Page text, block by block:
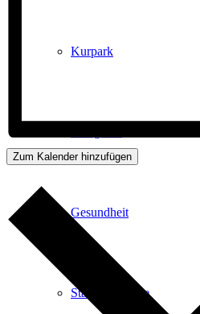
Kurpark
Gesundheit
Stadtgeschichte
Zum Kalender hinzufügen